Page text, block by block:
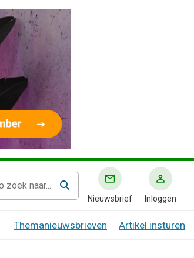
Nieuwsbrief Inloggen
Themanieuwsbrieven Artikel insturen